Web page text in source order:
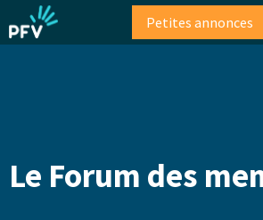
au
contenu
Petites annonces
Le Forum des